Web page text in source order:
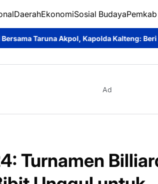
DaerahEkonomiSosial Budaya
Kapolda Kalteng: Beri Manfaat Nyata dan
Ad
Turnamen